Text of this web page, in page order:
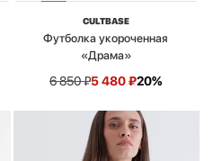
CULTBASE
Футболка укороченная
«Драма»
6 850₽5 480₽20%